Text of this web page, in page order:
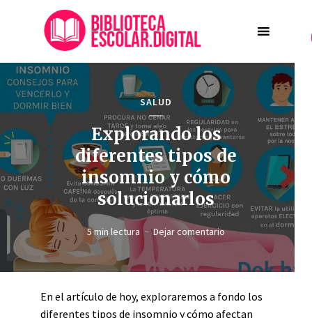
SALUD
Explorando los
diferentes tipos de
insomnio y cómo
solucionarlos
5 min lectura Dejar comentario
En el artículo de hoy, exploraremos a fondo los
diferentes tipos de insomnio y cómo afectan